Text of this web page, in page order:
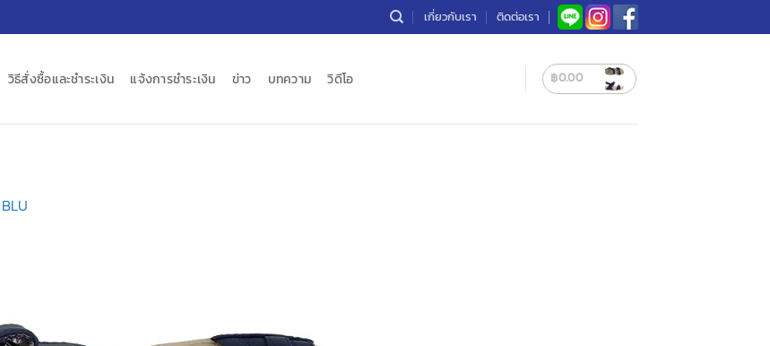
เกี่ยวกับเรา ติดต่อเรา
วิธีสั่งซื้อและชำระเงิน แจ้งการชำระเงิน ข่าว บทความ วิดีโอ ฿0.00